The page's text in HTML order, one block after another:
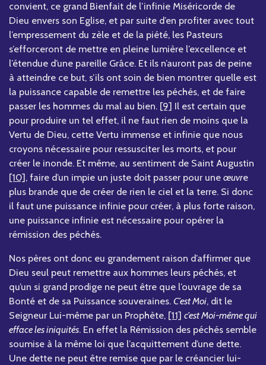
convient, ce grand Bienfait de l’infinie Miséricorde de
Dieu envers son Eglise, et par suite d’en profiter avec tout
l’empressement du zèle et de la piété, les Pasteurs
s’efforceront de mettre en pleine lumière l’excellence et
l’étendue d’une pareille Grâce. Et ils n’auront pas de peine
à atteindre ce but, s’ils ont soin de bien montrer quelle est
la puissance capable de remettre les péchés, et de faire
passer les hommes du mal au bien. [9] Il est certain que
pour produire un tel effet, il ne faut rien de moins que la
Vertu de Dieu, cette Vertu immense et infinie que nous
croyons nécessaire pour ressusciter les morts, et pour
créer le inonde. Et même, au sentiment de Saint Augustin
[10], faire d’un impie un juste doit passer pour une œuvre
plus brande que de créer de rien le ciel et la terre. Si donc
il faut une puissance infinie pour créer, à plus forte raison,
une puissance infinie est nécessaire pour opérer la
rémission des péchés.
Nos pères ont donc eu grandement raison d’affirmer que
Dieu seul peut remettre aux hommes leurs péchés, et
qu’un si grand prodige ne peut être que l’ouvrage de sa
Bonté et de sa Puissance souveraines. C’est Moi, dit le
Seigneur Lui-même par un Prophète, [11] c’est Moi-même qui
efface les iniquités. En effet la Rémission des péchés semble
soumise à la même loi que l’acquittement d’une dette.
Une dette ne peut être remise que par le créancier lui-